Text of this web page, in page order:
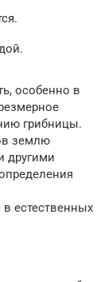
особенно в
грибницы.
землю
другими
естественных